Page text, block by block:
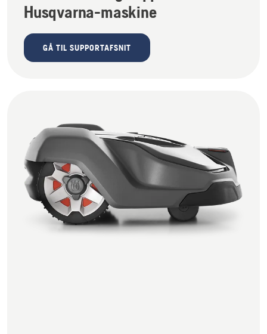
Husqvarna-maskine
GÅ TIL SUPPORTAFSNIT